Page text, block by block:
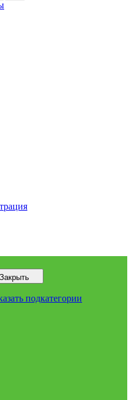
Закрыть
подкатегории